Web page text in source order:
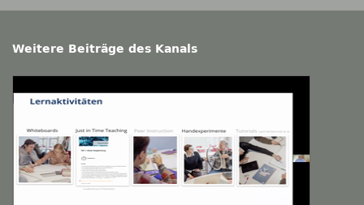
Weitere Beiträge des Kanals